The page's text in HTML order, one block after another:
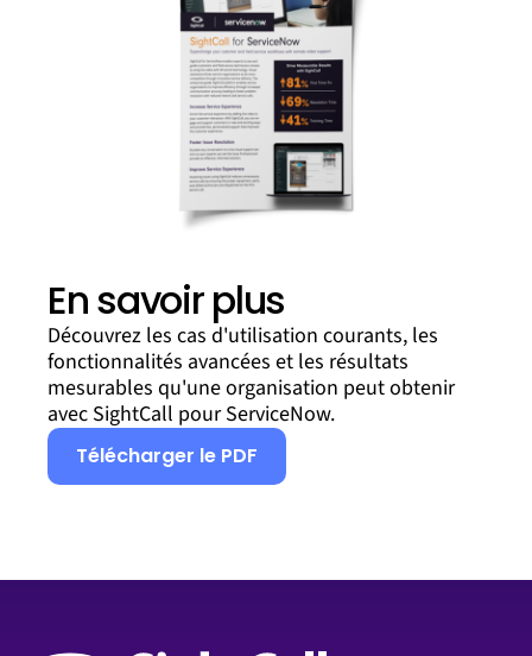
En savoir plus
Découvrez les cas d'utilisation courants, les
fonctionnalités avancées et les résultats
mesurables qu'une organisation peut obtenir
avec SightCall pour ServiceNow.
Télécharger le PDF